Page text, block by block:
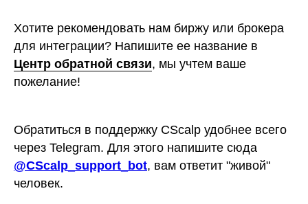
Хотите рекомендовать нам биржу или брокера
для интеграции? Напишите ее название в
Центр обратной связи, мы учтем ваше
пожелание!
Обратиться в поддержку CScalp удобнее всего
через Telegram. Для этого напишите сюда
@CScalp_support_bot, вам ответит "живой"
человек.